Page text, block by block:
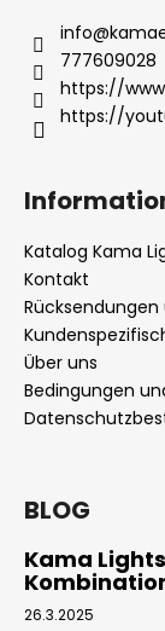
info@
777609028
https://
https://
Katalog Kama
Kontakt
Über uns
Bedingungen
BLOG
Kama
26.3.2025